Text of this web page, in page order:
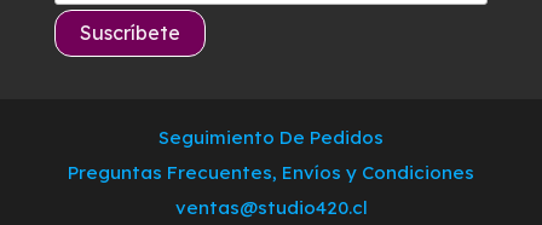
Seguimiento De Pedidos
Preguntas Frecuentes, Envíos y Condiciones
ventas@studio420.cl